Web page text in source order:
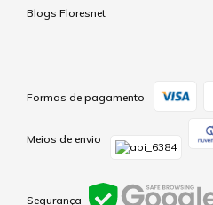
Blogs Floresnet
Formas de pagamento
Meios de envio
Segurança